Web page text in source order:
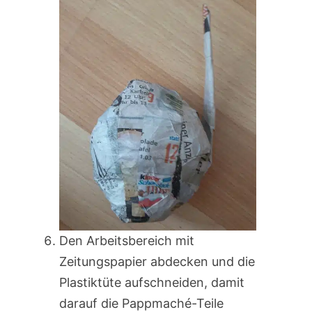
Den Arbeitsbereich mit
Zeitungspapier abdecken und die
Plastiktüte aufschneiden, damit
darauf die Pappmaché-Teile